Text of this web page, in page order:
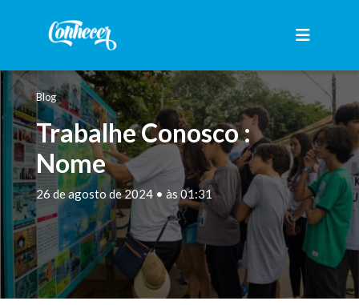
Blog
Trabalhe Conosco :
Nome
26 de agosto de 2024 • às 01:31